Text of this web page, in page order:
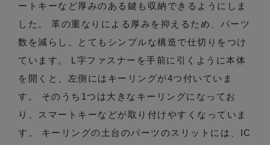
ートキーなど厚みのある鍵も収納できるようにしま
した。 革の重なりによる厚みを抑えるため、パーツ
数を減らし、とてもシンプルな構造で仕切りをつけ
ています。 L字ファスナーを手前に引くように本体
を開くと、左側にはキーリングが4つ付いていま
す。 そのうち1つは大きなキーリングになってお
り、スマートキーなどが取り付けやすくなっていま
す。 キーリングの土台のパーツのスリットには、IC